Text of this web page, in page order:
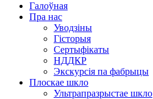
Галоўная
Пра нас
Уводзіны
Гісторыя
Сертыфікаты
НДДКР
Экскурсія па фабрыцы
Плоскае шкло
Ультрапразрыстае шкло